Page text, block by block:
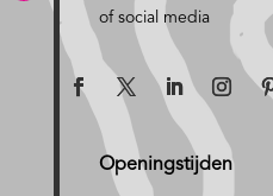
of social media
Openingstijden